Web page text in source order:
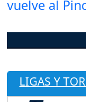
LIGAS Y